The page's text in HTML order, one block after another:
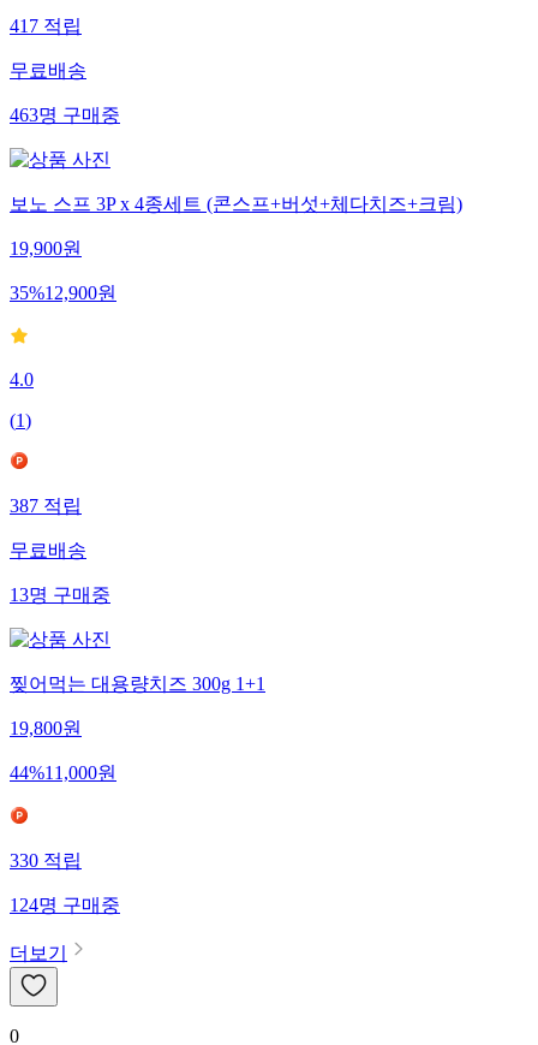
417적립
무료배송
463명구매중
보노 스프 3P x 4종세트 (콘스프+버섯+체다치즈+크림)
19,900원
35%12,900원
4.0
(1)
387적립
무료배송
13명구매중
찢어먹는 대용량치즈 300g 1+1
19,800원
44%11,000원
330적립
124명구매중
더보기